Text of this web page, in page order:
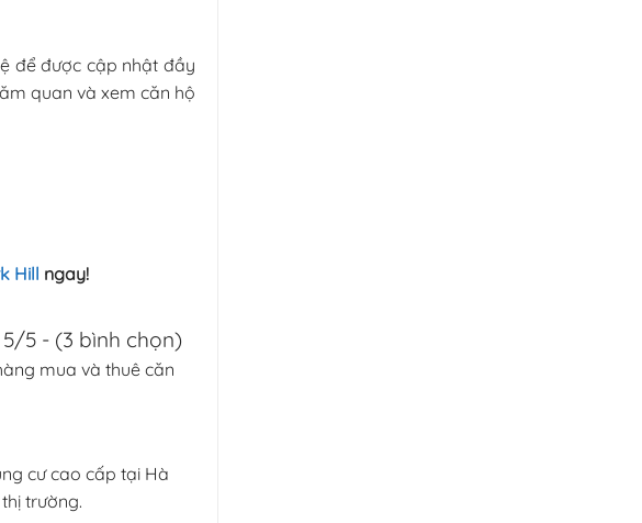
để được cập nhật đầy
quan và xem căn hộ
Hill ngay!
5/5 - (3 bình chọn)
mua và thuê căn
cư cao cấp tại Hà
trường.